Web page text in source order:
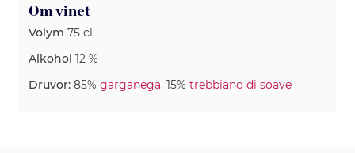
Om vinet
Volym 75 cl
Alkohol 12 %
Druvor: 85% garganega, 15% trebbiano di soave